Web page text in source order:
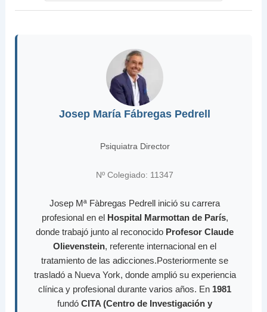
Josep María Fábregas Pedrell
Psiquiatra Director
Nº Colegiado: 11347
Josep Mª Fàbregas Pedrell inició su carrera
profesional en el Hospital Marmottan de París,
donde trabajó junto al reconocido Profesor Claude
Olievenstein, referente internacional en el
tratamiento de las adicciones.Posteriormente se
trasladó a Nueva York, donde amplió su experiencia
clínica y profesional durante varios años. En 1981
fundó CITA (Centro de Investigación y